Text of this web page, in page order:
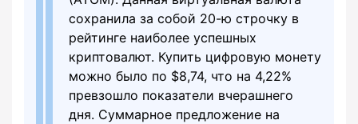
сохранила за собой 20-ю строчку в
рейтинге наиболее успешных
криптовалют. Купить цифровую монету
можно было по $8,74, что на 4,22%
превзошло показатели вчерашнего
дня. Суммарное предложение на